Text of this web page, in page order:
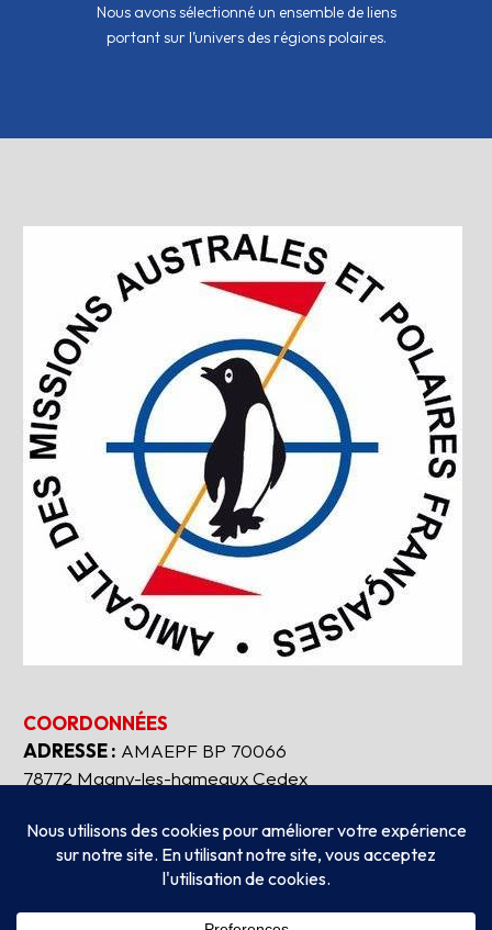
Nous avons sélectionné un ensemble de liens
portant sur l’univers des régions polaires.
COORDONNÉES
ADRESSE : AMAEPF BP 70066
78772 Magny-les-hameaux Cedex